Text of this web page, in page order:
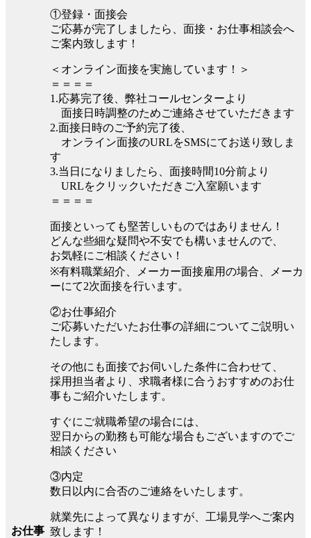
お仕事
①登録・面接会
ご応募が完了しましたら、面接・お仕事相談会へ
ご案内致します！
＜オンライン面接を実施しています！＞
＝＝＝＝
1.応募完了後、弊社コールセンターより
面接日時調整のためご連絡させていただきます
2.面接日時のご予約完了後、
オンライン面接のURLをSMSにてお送り致しま
す
3.当日になりましたら、面接時間10分前より
URLをクリックいただきご入室願います
＝＝＝＝
面接といっても堅苦しいものではありません！
どんな些細な疑問や不安でも構いませんので、
お気軽にご相談ください！
※有料職業紹介、メーカー面接雇用の場合、メーカ
ーにて2次面接を行います。
②お仕事紹介
ご応募いただいたお仕事の詳細についてご説明い
たします。
その他にも面接でお伺いした条件に合わせて、
採用担当者より、求職者様に合うおすすめのお仕
事もご紹介いたします。
すぐにご就職希望の場合には、
翌日からの勤務も可能な場合もございますのでご
相談ください
③内定
数日以内に合否のご連絡をいたします。
就業先によって異なりますが、工場見学へご案内
致します！